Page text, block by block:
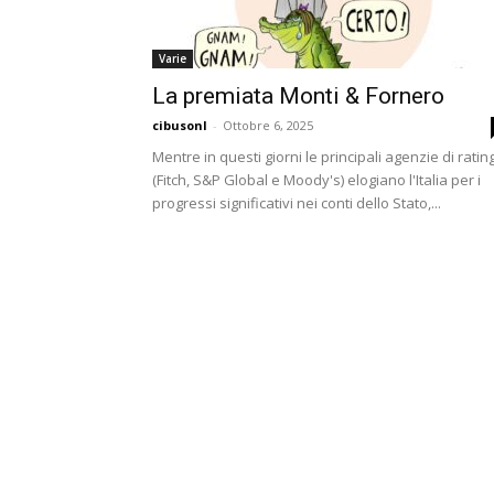
Varie
La premiata Monti & Fornero
cibusonl - Ottobre 6, 2025
Mentre in questi giorni le principali agenzie di
(Fitch, S&P Global e Moody's) elogiano l'Italia per i
progressi significativi nei conti dello Stato,...